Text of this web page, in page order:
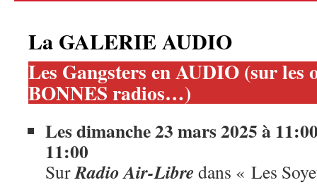
La GALERIE AUDIO
Les Gangsters en AUDIO (sur les
BONNES radios…)
Les dimanche 23 mars 2025 à
11:00
SurRadio Air-Libre dans « Les